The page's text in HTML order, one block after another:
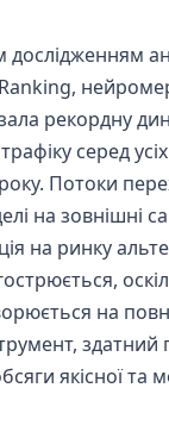
дослідженням
рекордну
серед
Потоки
на зовнішні
на ринку
на
здатний
якісної та